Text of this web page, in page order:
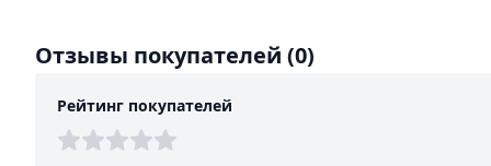
Отзывы покупателей (0)
Рейтинг покупателей